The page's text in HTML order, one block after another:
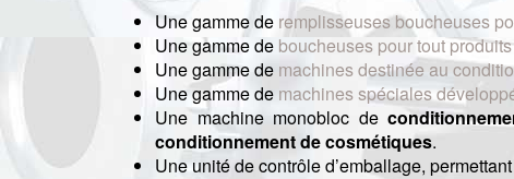
Une gamme de remplisseuses boucheuses
Une gamme de boucheuses pour tout
Une gamme de machines destinée au
Une gamme de machines spéciales
Une machine monobloc de
conditionnement de cosmétiques.
Une unité de contrôle d’emballage,